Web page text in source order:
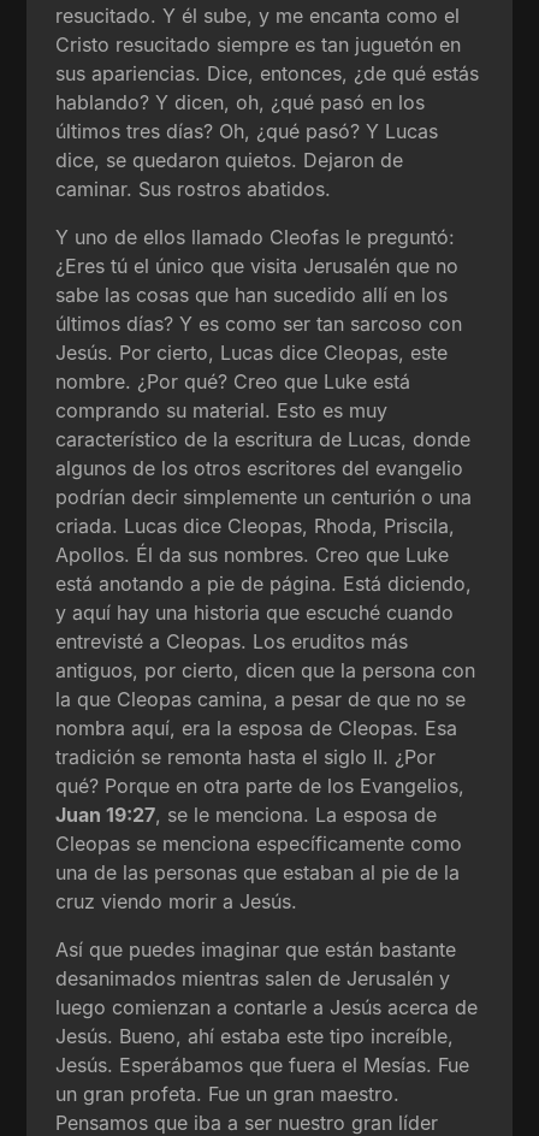
resucitado. Y él sube, y me encanta como el
Cristo resucitado siempre es tan juguetón en
sus apariencias. Dice, entonces, ¿de qué estás
hablando? Y dicen, oh, ¿qué pasó en los
últimos tres días? Oh, ¿qué pasó? Y Lucas
dice, se quedaron quietos. Dejaron de
caminar. Sus rostros abatidos.
Y uno de ellos llamado Cleofas le preguntó:
¿Eres tú el único que visita Jerusalén que no
sabe las cosas que han sucedido allí en los
últimos días? Y es como ser tan sarcoso con
Jesús. Por cierto, Lucas dice Cleopas, este
nombre. ¿Por qué? Creo que Luke está
comprando su material. Esto es muy
característico de la escritura de Lucas, donde
algunos de los otros escritores del evangelio
podrían decir simplemente un centurión o una
criada. Lucas dice Cleopas, Rhoda, Priscila,
Apollos. Él da sus nombres. Creo que Luke
está anotando a pie de página. Está diciendo,
y aquí hay una historia que escuché cuando
entrevisté a Cleopas. Los eruditos más
antiguos, por cierto, dicen que la persona con
la que Cleopas camina, a pesar de que no se
nombra aquí, era la esposa de Cleopas. Esa
tradición se remonta hasta el siglo II. ¿Por
qué? Porque en otra parte de los Evangelios,
Juan 19:27, se le menciona. La esposa de
Cleopas se menciona específicamente como
una de las personas que estaban al pie de la
cruz viendo morir a Jesús.
Así que puedes imaginar que están bastante
desanimados mientras salen de Jerusalén y
luego comienzan a contarle a Jesús acerca de
Jesús. Bueno, ahí estaba este tipo increíble,
Jesús. Esperábamos que fuera el Mesías. Fue
un gran profeta. Fue un gran maestro.
Pensamos que iba a ser nuestro gran líder